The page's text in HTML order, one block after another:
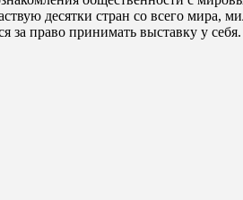
десятки стран со всего
за право принимать выставку у